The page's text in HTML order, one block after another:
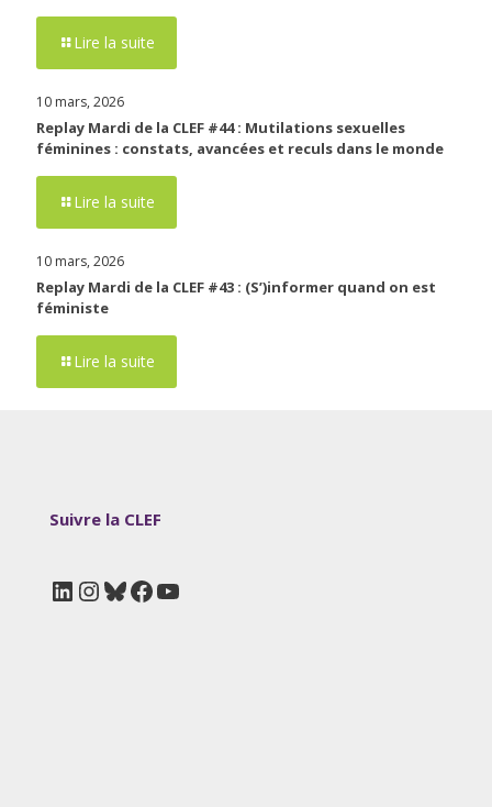
Lire la suite
10 mars, 2026
Replay Mardi de la CLEF #44 : Mutilations sexuelles
féminines : constats, avancées et reculs dans le monde
Lire la suite
10 mars, 2026
Replay Mardi de la CLEF #43 : (S’)informer quand on est
féministe
Lire la suite
Suivre la CLEF
LinkedIn
Instagram
Bluesky
Facebook
YouTube